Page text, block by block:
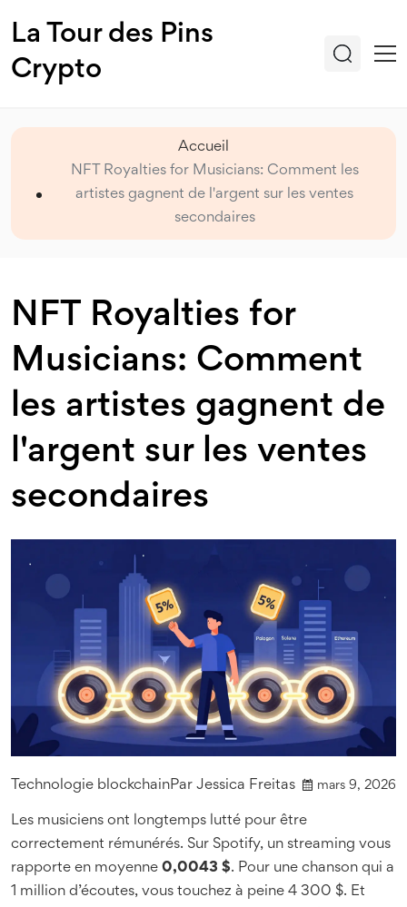
La Tour des Pins
Crypto
Accueil
NFT Royalties for Musicians: Comment les
artistes gagnent de l'argent sur les ventes
secondaires
NFT Royalties for
Musicians: Comment
les artistes gagnent de
l'argent sur les ventes
secondaires
Technologie blockchainPar Jessica Freitas mars 9, 2026
Les musiciens ont longtemps lutté pour être
correctement rémunérés. Sur Spotify, un streaming vous
rapporte en moyenne 0,0043 $. Pour une chanson qui a
1 million d’écoutes, vous touchez à peine 4 300 $. Et